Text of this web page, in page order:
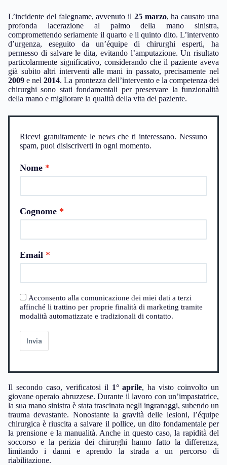
L’incidente del falegname, avvenuto il 25 marzo, ha causato una
profonda lacerazione al palmo della mano sinistra,
compromettendo seriamente il quarto e il quinto dito. L’intervento
d’urgenza, eseguito da un’équipe di chirurghi esperti, ha
permesso di salvare le dita, evitando l’amputazione. Un risultato
particolarmente significativo, considerando che il paziente aveva
già subito altri interventi alle mani in passato, precisamente nel
2009 e nel2014. La prontezza dell’intervento e la competenza dei
chirurghi sono stati fondamentali per preservare la funzionalità
della mano e migliorare la qualità della vita del paziente.
Ricevi gratuitamente le news che ti interessano. Nessuno
spam, puoi disiscriverti in ogni momento.
Nome
Cognome
Email
Acconsento alla comunicazione dei miei dati a terzi
affinché li trattino per proprie finalità di marketing tramite
modalità automatizzate e tradizionali di contatto.
Invia
Il secondo caso, verificatosi il 1° aprile, ha visto coinvolto un
giovane operaio abruzzese. Durante il lavoro con un’impastatrice,
la sua mano sinistra è stata trascinata negli ingranaggi, subendo un
trauma devastante. Nonostante la gravità delle lesioni, l’équipe
chirurgica è riuscita a salvare il pollice, un dito fondamentale per
la prensione e la manualità. Anche in questo caso, la rapidità del
soccorso e la perizia dei chirurghi hanno fatto la differenza,
limitando i danni e aprendo la strada a un percorso di
riabilitazione.